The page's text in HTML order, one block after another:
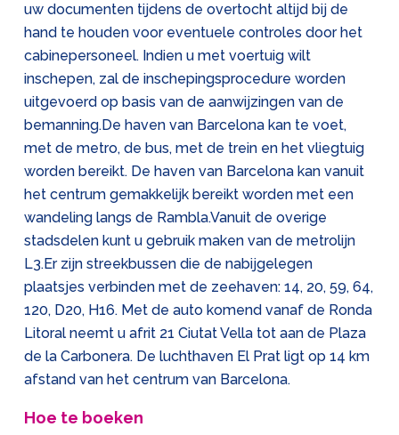
uw documenten tijdens de overtocht altijd bij de
hand te houden voor eventuele controles door het
cabinepersoneel. Indien u met voertuig wilt
inschepen, zal de inschepingsprocedure worden
uitgevoerd op basis van de aanwijzingen van de
bemanning.De haven van Barcelona kan te voet,
met de metro, de bus, met de trein en het vliegtuig
worden bereikt. De haven van Barcelona kan vanuit
het centrum gemakkelijk bereikt worden met een
wandeling langs de Rambla.Vanuit de overige
stadsdelen kunt u gebruik maken van de metrolijn
L3.Er zijn streekbussen die de nabijgelegen
plaatsjes verbinden met de zeehaven: 14, 20, 59, 64,
120, D20, H16. Met de auto komend vanaf de Ronda
Litoral neemt u afrit 21 Ciutat Vella tot aan de Plaza
de la Carbonera. De luchthaven El Prat ligt op 14 km
afstand van het centrum van Barcelona.
Hoe te boeken